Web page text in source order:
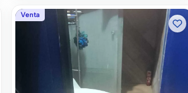
Venta